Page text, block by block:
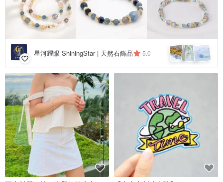
星河耀眼 ShiningStar | 天然石飾品 5.0